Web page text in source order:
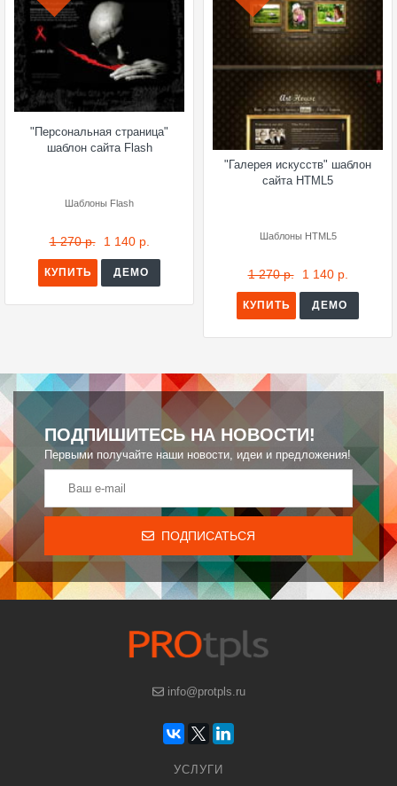
"Персональная страница"
шаблон сайта Flash
Шаблоны Flash
1 270 р. 1 140 р.
КУПИТЬ ДЕМО
"Галерея искусств" шаблон
сайта HTML5
Шаблоны HTML5
1 270 р. 1 140 р.
КУПИТЬ ДЕМО
ПОДПИШИТЕСЬ НА НОВОСТИ!
Первыми получайте наши новости, идеи и предложения!
ПОДПИСАТЬСЯ
info@protpls.ru
УСЛУГИ